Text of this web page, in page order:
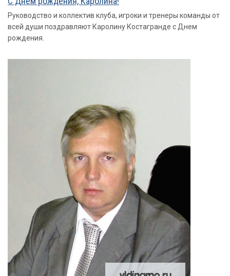
Руководство и коллектив клуба, игроки и тренеры команды от
всей души поздравляют Каролину Костагранде с Днем
рождения.